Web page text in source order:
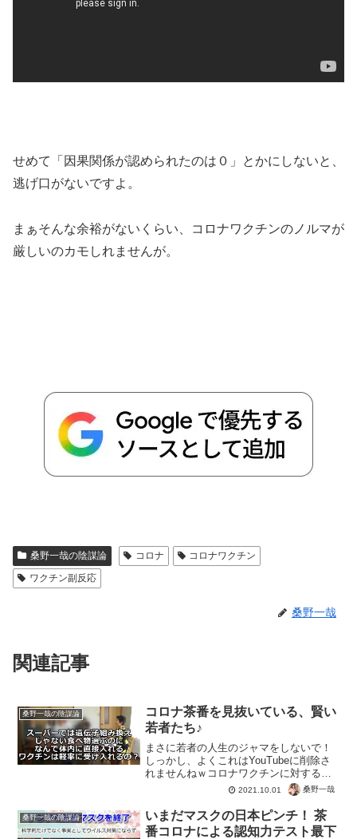
せめて「因果関係が認められたのは０」とかにしないと、
逃げ口がないですよ。
まぁそんな余裕がないくらい、コロナワクチンのノルマが
厳しいのカモしれませんが。
桑野一哉の陰謀論 コロナ
コロナワクチン
ワクチン副反応
桑野一哉
関連記事
桑野一哉の陰謀論
コロナ茶番を見抜いている、賢い
若者たち♪
まさに若者の人生のジャマをしないで！
しっかし、よくこれはYouTubeに削除さ
れませんねｗコロナワクチンに対する子
どもたちの考え。少数派かもしれないけ
ど、テレビに騙されて打たされる大人よ
りも賢いという。ネット時代でも、ネッ
トを使って与えられ...
2021.10.01 桑野一哉
桑野一哉の陰謀論
いまだマスクの日本ピンチ！ 茶
番コロナによる認知力テスト最下